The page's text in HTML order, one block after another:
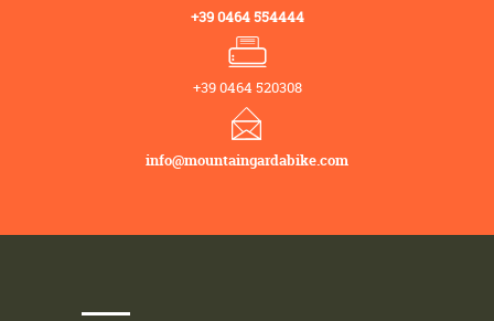
+39 0464 554444
+39 0464 520308
info@mountaingardabike.com